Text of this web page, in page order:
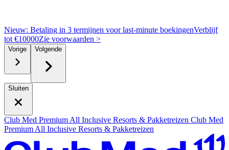
Nieuw: Betaling in 3 termijnen voor last-minute boekingenVerblijf
tot €10000Zie voorwaarden >
Vorige Volgende
Sluiten
Club Med Premium All Inclusive Resorts & Pakketreizen Club Med
Premium All Inclusive Resorts & Pakketreizen